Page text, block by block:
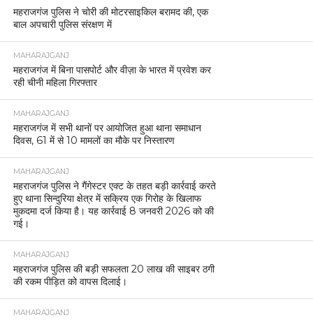
महराजगंज पुलिस ने चोरी की मोटरसाइकिल बरामद की, एक
बाल अपचारी पुलिस संरक्षण में
MAHARAJGANJ
महराजगंज में बिना पासपोर्ट और वीज़ा के भारत में प्रवेश कर
रही चीनी महिला गिरफ्तार
MAHARAJGANJ
महराजगंज में सभी थानों पर आयोजित हुआ थाना समाधान
दिवस, 61 में से 10 मामलों का मौके पर निस्तारण
MAHARAJGANJ
महराजगंज पुलिस ने गैंगेस्टर एक्ट के तहत बड़ी कार्रवाई करते
हुए थाना सिन्दुरिया क्षेत्र में सक्रिय एक गिरोह के खिलाफ
मुकदमा दर्ज किया है। यह कार्रवाई 8 जनवरी 2026 को की
गई।
MAHARAJGANJ
महराजगंज पुलिस की बड़ी सफलता 20 लाख की साइबर ठगी
की रकम पीड़ित को वापस दिलाई।
MAHARAJGANJ